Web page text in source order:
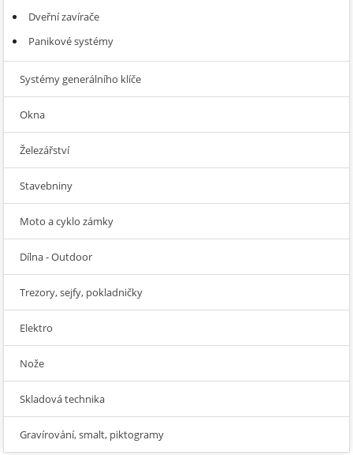
Dveřní zavírače
Panikové systémy
Systémy generálního klíče
Okna
Železářství
Stavebniny
Moto a cyklo zámky
Dílna - Outdoor
Trezory, sejfy, pokladničky
Elektro
Nože
Skladová technika
Gravírování, smalt, piktogramy